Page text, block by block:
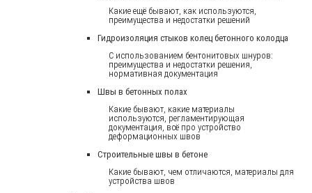
Какие ещё бывают, как используются,
преимущества и недостатки решений
Гидроизоляция стыков колец бетонного колодца
С использованием бентонитовых шнуров:
преимущества и недостатки решения,
нормативная документация
Швы в бетонных полах
Какие бывают, какие материалы
используются, регламентирующая
документация, всё про устройство
деформационных швов
Строительные швы в бетоне
Какие бывают, чем отличаются, материалы для
устройства швов